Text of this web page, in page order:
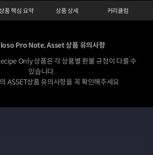
터 챤DetailsShortcuts
품 핵심 요약 상품 상세 커리큘럼
Pro Note, Asset 상품 유의사항
Only 상품은 각 상품별 환불 규정이 다를 수
있습니다.
ASSET상품 유의사항을 꼭 확인해주세요